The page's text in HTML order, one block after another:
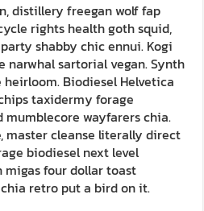
distillery freegan wolf fap
rights health goth squid,
shabby chic ennui. Kogi
narwhal sartorial vegan. Synth
Biodiesel Helvetica
taxidermy forage
wayfarers chia.
master cleanse literally direct
biodiesel next level
migas four dollar toast
retro put a bird on it.